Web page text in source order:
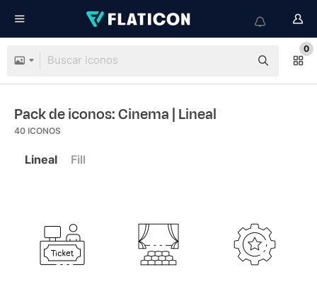
0
Pack de iconos: Cinema | Lineal
40 ICONOS
Lineal Fill